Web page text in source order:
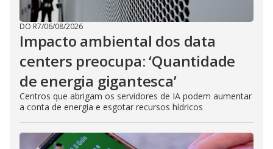
DO R7/06/08/2026
Impacto ambiental dos data
centers preocupa: ‘Quantidade
de energia gigantesca’
Centros que abrigam os servidores de IA podem aumentar
a conta de energia e esgotar recursos hídricos